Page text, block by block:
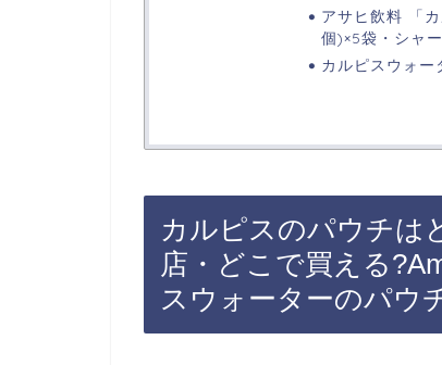
アサヒ飲料 「
個)×5袋・シャ
カルピスウォー
カルピスのパウチは
店・どこで買える
スウォーターのパウ